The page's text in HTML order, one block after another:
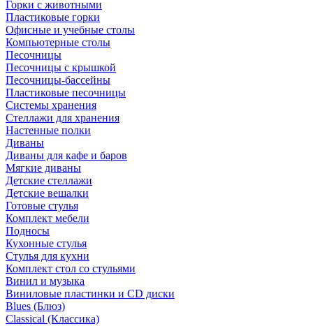
Горки с животными
Пластиковые горки
Офисные и учебные столы
Компьютерные столы
Песочницы
Песочницы с крышкой
Песочницы-бассейны
Пластиковые песочницы
Системы хранения
Стеллажи для хранения
Настенные полки
Диваны
Диваны для кафе и баров
Мягкие диваны
Детские стеллажи
Детские вешалки
Готовые стулья
Комплект мебели
Подносы
Кухонные стулья
Стулья для кухни
Комплект стол со стульями
Винил и музыка
Виниловые пластинки и CD диски
Blues (Блюз)
Classical (Классика)